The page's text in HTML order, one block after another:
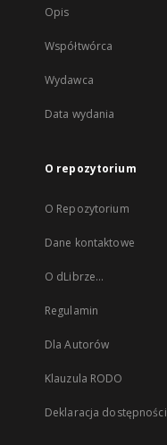
Opis
Współtwórca
Wydawca
Data wydania
O repozytorium
O Repozytorium
Dane kontaktowe
O dLibrze...
Regulamin
Dla Autorów
Klauzula RODO
Deklaracja dostępności